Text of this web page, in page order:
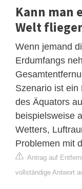
Kann man
Welt
Wenn jemand
Erdumfangs
Szenario ist ein
des Äquators
beispielsweise
Wetters,
Problemen mit
Antrag auf
vollständige Antwort